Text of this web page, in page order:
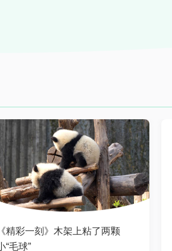
《精彩一刻》木架上粘了两颗
“毛球”